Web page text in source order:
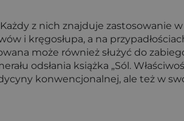
z nich znajduje zastosowanie
i kręgosłupa, a na
może również służyć do
odsłania książka „Sól.
konwencjonalnej, ale też w